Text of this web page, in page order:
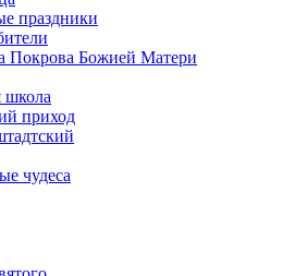
праздники
Покрова Божией Матери
школа
приход
чудеса